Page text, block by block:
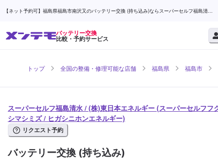
【ネット予約可】福島県福島市南沢又のバッテリー交換 (持ち込み)ならスーパーセルフ福島清水
バッテリー交換
比較・予約サービス
トップ 全国の整備・修理可能な店舗 福島県 福島市
スーパーセルフ福島清水 / (株)東日本エネルギー (スーパーセルフフ
シマシミズ / ヒガシニホンエネルギー)
リクエスト予約
バッテリー交換 (持ち込み)